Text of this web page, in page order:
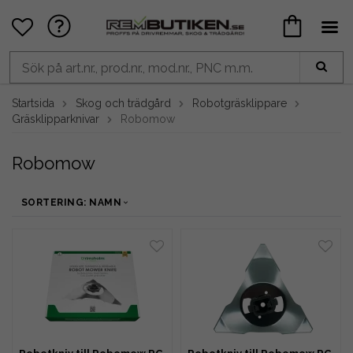
Startsida Skog och trädgård
Robotgräsklippare
Gräsklipparknivar
Robomow
Robomow
SORTERING: NAMN